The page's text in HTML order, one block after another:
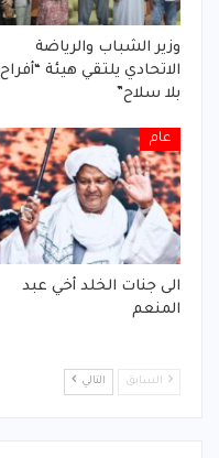
وزير الشباب والرياضة
الاتحادي يلتقي هيئة “أفراح
بلا سلاح”
عام
الى جنات الخلد أخي عبد
المنعم
السابق التالي